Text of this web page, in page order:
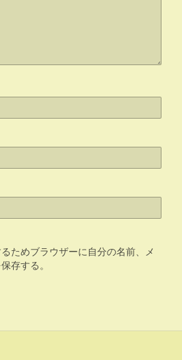
ためブラウザーに自分の名前、メ
存する。